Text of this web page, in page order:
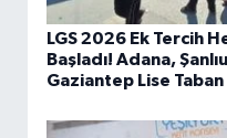
LGS 2026 Ek Tercih
Başladı! Adana,
Gaziantep Lise Taban